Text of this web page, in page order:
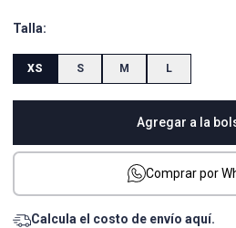
Talla:
XS S M L
Agregar a la
Comprar por
Calcula el costo de envío aquí.